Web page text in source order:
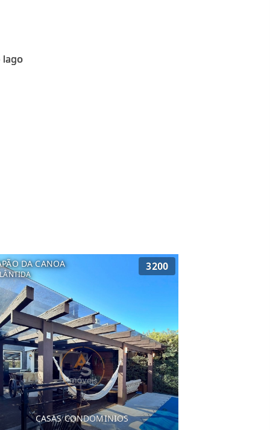
lago
DA CANOA 3200
CASAS CONDOMINIOS